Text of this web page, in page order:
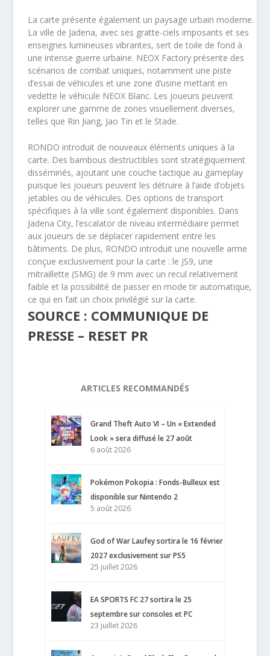
La carte présente également un paysage urbain moderne.
La ville de Jadena, avec ses gratte-ciels imposants et ses
enseignes lumineuses vibrantes, sert de toile de fond à
une intense guerre urbaine. NEOX Factory présente des
scénarios de combat uniques, notamment une piste
d’essai de véhicules et une zone d’usine mettant en
vedette le véhicule NEOX Blanc. Les joueurs peuvent
explorer une gamme de zones visuellement diverses,
telles que Rin Jiang, Jao Tin et le Stade.
RONDO introduit de nouveaux éléments uniques à la
carte. Des bambous destructibles sont stratégiquement
disséminés, ajoutant une couche tactique au gameplay
puisque les joueurs peuvent les détruire à l’aide d’objets
jetables ou de véhicules. Des options de transport
spécifiques à la ville sont également disponibles. Dans
Jadena City, l’escalator de niveau intermédiaire permet
aux joueurs de se déplacer rapidement entre les
bâtiments. De plus, RONDO introduit une nouvelle arme
conçue exclusivement pour la carte : le JS9, une
mitraillette (SMG) de 9 mm avec un recul relativement
faible et la possibilité de passer en mode tir automatique,
ce qui en fait un choix privilégié sur la carte.
SOURCE : COMMUNIQUE DE
PRESSE – RESET PR
ARTICLES RECOMMANDÉS
Grand Theft Auto VI – Un « Extended
Look » sera diffusé le 27 août
6 août 2026
Pokémon Pokopia : Fonds-Bulleux est
disponible sur Nintendo 2
5 août 2026
God of War Laufey sortira le 16 février
2027 exclusivement sur PS5
25 juillet 2026
EA SPORTS FC 27 sortira le 25
septembre sur consoles et PC
23 juillet 2026